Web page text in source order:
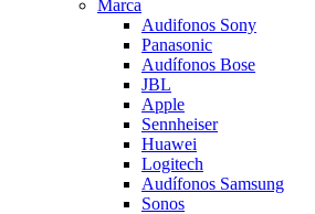
Marca
Audifonos Sony
Panasonic
Audífonos Bose
JBL
Apple
Sennheiser
Huawei
Logitech
Audífonos Samsung
Sonos